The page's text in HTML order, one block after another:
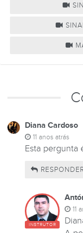
Diana Cardoso
11 anos atrás
Esta pergunta
INSTRUTOR
11